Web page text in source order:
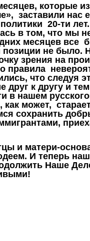
которые
заставили нас
20-ти
в том, что мы
месяцев все
не было.
зрения на
правила
что следуя
друг к другу и
в нашем
как может,
сохранить
и матери-
И теперь
Наше